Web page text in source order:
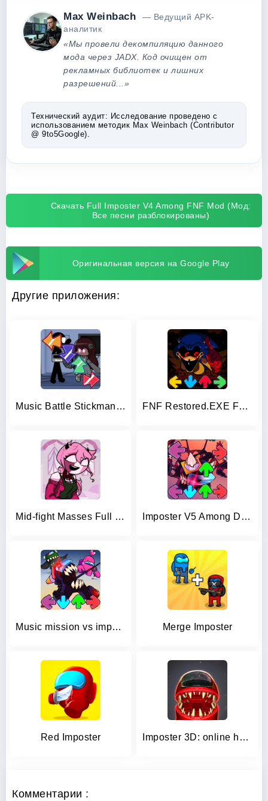
Max Weinbach
— Ведущий APK-
аналитик
«Мы провели декомпиляцию данного
мода через JADX. Код очищен от
рекламных библиотек и лишних
разрешений...»
Технический аудит: Исследование проведено с
использованием методик Max Weinbach (Contributor
@ 9to5Google).
Скачать Full Imposter V4 Among FNF Mod (Мод:
Все песни разблокированы)
Оригинальная версия на Google Play
Другие приложения:
Music Battle Stickman Full mod FNF Restored.EXE Full Mod 4.0
Mid-fight Masses Full Mod Imposter V5 Among Digital Rap
Music mission vs imposter V4 Merge Imposter
Red Imposter Imposter 3D: online horror
Комментарии :